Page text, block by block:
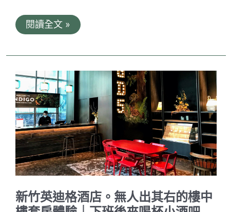
臺
中
假
日
飯
店。
丰
盛
町
的
美
味
早
｜
鄰
近
閱讀全文 »
新竹英迪格酒店。無人出其右的樓中